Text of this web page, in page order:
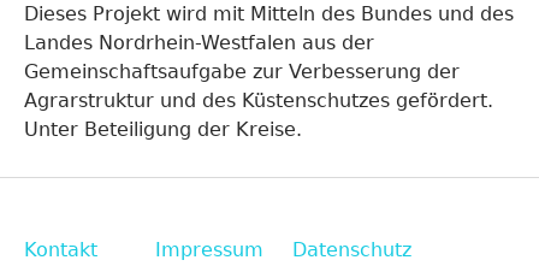
Dieses Projekt wird mit Mitteln des Bundes und des
Landes Nordrhein-Westfalen aus der
Gemeinschaftsaufgabe zur Verbesserung der
Agrarstruktur und des Küstenschutzes gefördert.
Unter Beteiligung der Kreise.
Kontakt Impressum Datenschutz